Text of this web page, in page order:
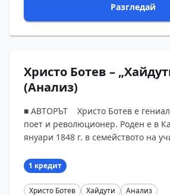
Разгледай
Христо Ботев –
(Анализ)
■ АВТОРЪТ Христо Ботев е
поет и революционер. Роден е в
януари 1848 г. в семейството на
завършва в родния...
1 кредит
Христо Ботев Хайдути Анализ